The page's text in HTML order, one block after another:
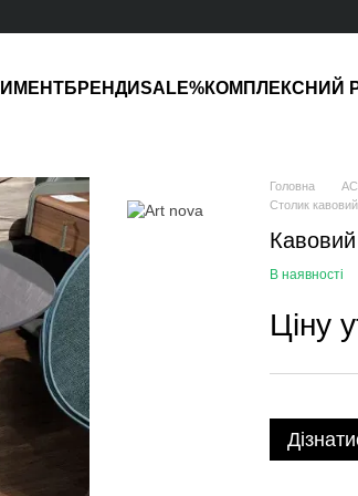
БРЕНДИSALE%КОМПЛЕКСНИЙ
Головна
Столик
Кавовий
В наявності
Ціну